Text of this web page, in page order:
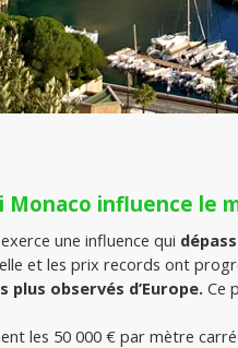
Monaco influence le
une influence qui
et les prix records ont
observés d’Europe. Ce
les 50 000 € par mètre